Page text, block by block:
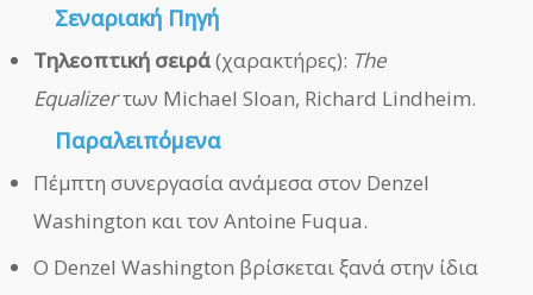
Σεναριακή Πηγή
Τηλεοπτική σειρά(χαρακτήρες): The
Equalizerτων Michael Sloan, Richard Lindheim.
Παραλειπόμενα
Πέμπτη συνεργασία ανάμεσα στον Denzel
Washington και τον Antoine Fuqua.
Ο Denzel Washington βρίσκεται ξανά στην ίδια